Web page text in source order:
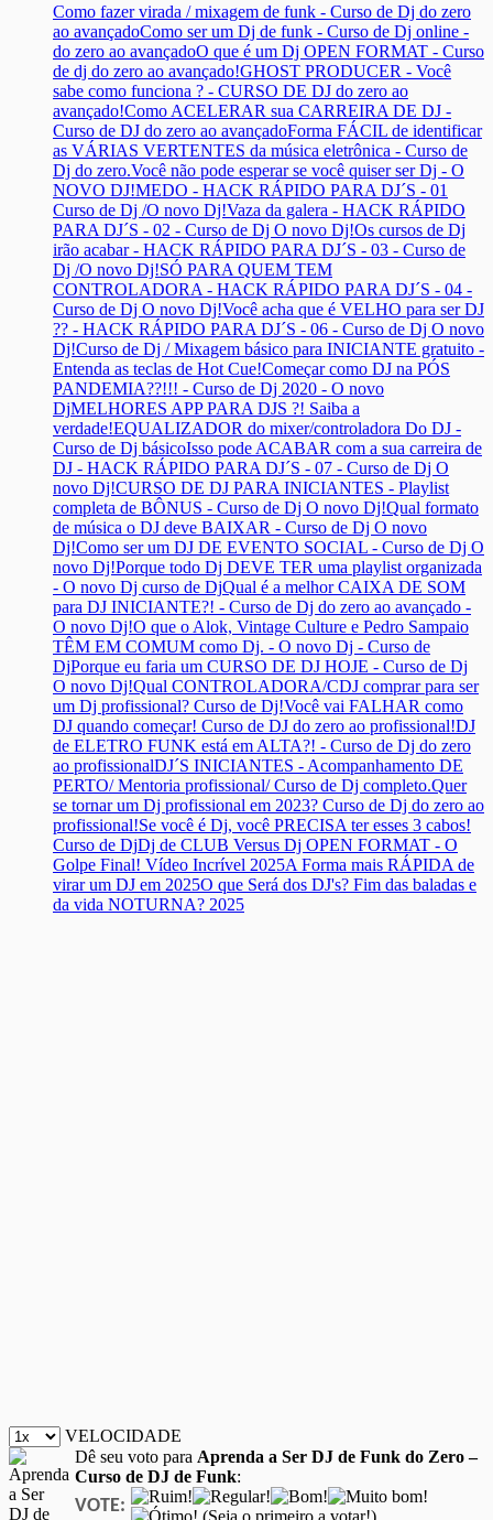
Como fazer virada / mixagem de funk - Curso de Dj do zero
ao avançadoComo ser um Dj de funk - Curso de Dj online -
do zero ao avançadoO que é um Dj OPEN FORMAT - Curso
de dj do zero ao avançado!GHOST PRODUCER - Você
sabe como funciona ? - CURSO DE DJ do zero ao
avançado!Como ACELERAR sua CARREIRA DE DJ -
Curso de DJ do zero ao avançadoForma FÁCIL de identificar
as VÁRIAS VERTENTES da música eletrônica - Curso de
Dj do zero.Você não pode esperar se você quiser ser Dj - O
NOVO DJ!MEDO - HACK RÁPIDO PARA DJ´S - 01
Curso de Dj /O novo Dj!Vaza da galera - HACK RÁPIDO
PARA DJ´S - 02 - Curso de Dj O novo Dj!Os cursos de Dj
irão acabar - HACK RÁPIDO PARA DJ´S - 03 - Curso de
Dj /O novo Dj!SÓ PARA QUEM TEM
CONTROLADORA - HACK RÁPIDO PARA DJ´S - 04 -
Curso de Dj O novo Dj!Você acha que é VELHO para ser DJ
?? - HACK RÁPIDO PARA DJ´S - 06 - Curso de Dj O novo
Dj!Curso de Dj / Mixagem básico para INICIANTE gratuito -
Entenda as teclas de Hot Cue!Começar como DJ na PÓS
PANDEMIA??!!! - Curso de Dj 2020 - O novo
DjMELHORES APP PARA DJS ?! Saiba a
verdade!EQUALIZADOR do mixer/controladora Do DJ -
Curso de Dj básicoIsso pode ACABAR com a sua carreira de
DJ - HACK RÁPIDO PARA DJ´S - 07 - Curso de Dj O
novo Dj!CURSO DE DJ PARA INICIANTES - Playlist
completa de BÔNUS - Curso de Dj O novo Dj!Qual formato
de música o DJ deve BAIXAR - Curso de Dj O novo
Dj!Como ser um DJ DE EVENTO SOCIAL - Curso de Dj O
novo Dj!Porque todo Dj DEVE TER uma playlist organizada
- O novo Dj curso de DjQual é a melhor CAIXA DE SOM
para DJ INICIANTE?! - Curso de Dj do zero ao avançado -
O novo Dj!O que o Alok, Vintage Culture e Pedro Sampaio
TÊM EM COMUM como Dj. - O novo Dj - Curso de
DjPorque eu faria um CURSO DE DJ HOJE - Curso de Dj
O novo Dj!Qual CONTROLADORA/CDJ comprar para ser
um Dj profissional? Curso de Dj!Você vai FALHAR como
DJ quando começar! Curso de DJ do zero ao profissional!DJ
de ELETRO FUNK está em ALTA?! - Curso de Dj do zero
ao profissionalDJ´S INICIANTES - Acompanhamento DE
PERTO/ Mentoria profissional/ Curso de Dj completo.Quer
se tornar um Dj profissional em 2023? Curso de Dj do zero ao
profissional!Se você é Dj, você PRECISA ter esses 3 cabos!
Curso de DjDj de CLUB Versus Dj OPEN FORMAT - O
Golpe Final! Vídeo Incrível 2025A Forma mais RÁPIDA de
virar um DJ em 2025O que Será dos DJ's? Fim das baladas e
da vida NOTURNA? 2025
VELOCIDADE
Dê seu voto para Aprenda a Ser DJ de Funk do Zero –
Curso de DJ de Funk:
VOTE: (Seja o primeiro a votar!)